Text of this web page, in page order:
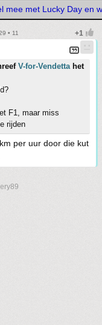
mee met Lucky Day en
• 11
V-for-Vendetta het
F1, maar miss
rijden
per uur door die kut